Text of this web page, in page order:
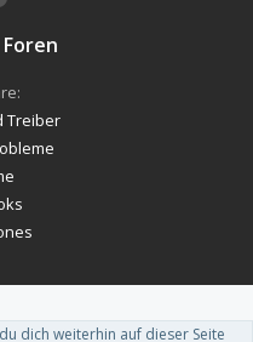
Treiber
dich weiterhin auf dieser Seite